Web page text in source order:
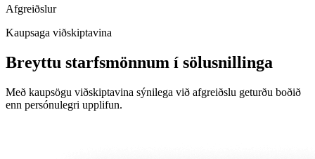
Afgreiðslur
Kaupsaga viðskiptavina
Breyttu starfsmönnum í sölusnillinga
Með kaupsögu viðskiptavina sýnilega við afgreiðslu geturðu boðið
enn persónulegri upplifun.